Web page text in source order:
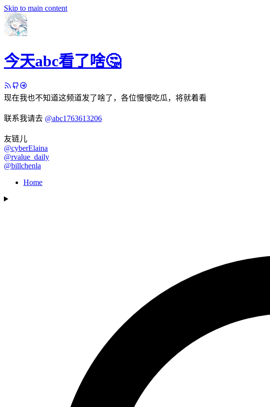
Skip to main content
今天abc看了啥🤔
现在我也不知道这频道发了啥了，各位慢慢吃瓜，将就着看
联系我请去 @abc1763613206
友链儿
@cyberElaina
@rvalue_daily
@billchenla
Home